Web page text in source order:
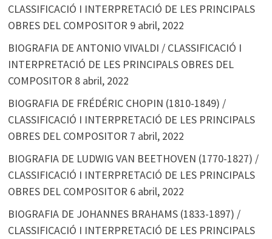
CLASSIFICACIÓ I INTERPRETACIÓ DE LES PRINCIPALS
OBRES DEL COMPOSITOR 9 abril, 2022
BIOGRAFIA DE ANTONIO VIVALDI / CLASSIFICACIÓ I
INTERPRETACIÓ DE LES PRINCIPALS OBRES DEL
COMPOSITOR 8 abril, 2022
BIOGRAFIA DE FRÉDÉRIC CHOPIN (1810-1849) /
CLASSIFICACIÓ I INTERPRETACIÓ DE LES PRINCIPALS
OBRES DEL COMPOSITOR 7 abril, 2022
BIOGRAFIA DE LUDWIG VAN BEETHOVEN (1770-1827) /
CLASSIFICACIÓ I INTERPRETACIÓ DE LES PRINCIPALS
OBRES DEL COMPOSITOR 6 abril, 2022
BIOGRAFIA DE JOHANNES BRAHAMS (1833-1897) /
CLASSIFICACIÓ I INTERPRETACIÓ DE LES PRINCIPALS